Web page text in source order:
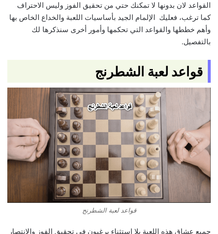
القواعد لان بدونها لا تمكنك حتي من تحقيق الفوز وليس الاحتراف
كما ترغب، فعليك الإلمام الجيد بأساسيات اللعبة والخداع الخاص بها
وأهم خططها والقواعد التي تحكمها وأمور أخرى سنذكرها لك
بالتفصيل.
قواعد لعبة الشطرنج
قواعد لعبة الشطرنج
جميع عشاق هذه اللعبة بلا استثناء يرغبون في تحقيق الفوز والانتصار